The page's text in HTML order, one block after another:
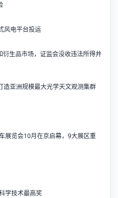
风电平台投运
生品市场，证监会没收违法所得并
造亚洲规模最大光学天文观测集群
展览会10月在京启幕，9大展区重
学技术最高奖